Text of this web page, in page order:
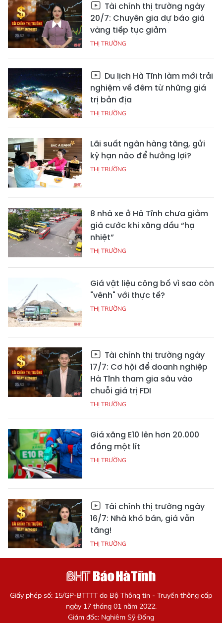
Tài chính thị trường ngày
20/7: Chuyên gia dự báo giá
vàng tiếp tục giảm
THỊ TRƯỜNG
Du lịch Hà Tĩnh làm mới trải
nghiệm về đêm từ những giá
trị bản địa
THỊ TRƯỜNG
Lãi suất ngân hàng tăng, gửi
kỳ hạn nào để hưởng lợi?
THỊ TRƯỜNG
8 nhà xe ở Hà Tĩnh chưa giảm
giá cước khi xăng dầu “hạ
nhiệt”
THỊ TRƯỜNG
Giá vật liệu công bố vì sao còn
"vênh" với thực tế?
THỊ TRƯỜNG
Tài chính thị trường ngày
17/7: Cơ hội để doanh nghiệp
Hà Tĩnh tham gia sâu vào
chuỗi giá trị FDI
THỊ TRƯỜNG
Giá xăng E10 lên hơn 20.000
đồng một lít
THỊ TRƯỜNG
Tài chính thị trường ngày
16/7: Nhà khó bán, giá vẫn
tăng!
THỊ TRƯỜNG
Giấy phép số: 15/GP-BTTTT do Bộ Thông tin - Truyền thông cấp
ngày 17 tháng 01 năm 2022.
Giám đốc: Nghiêm Sỹ Đống